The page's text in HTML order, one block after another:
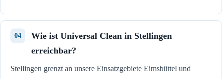
Wie ist Universal Clean in Stellingen
erreichbar?
Stellingen grenzt an unsere Einsatzgebiete Eimsbüttel und